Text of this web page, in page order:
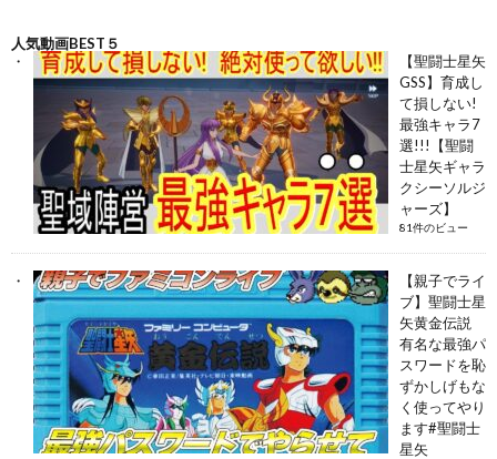
人気動画BEST５
【聖闘士星矢
GSS】育成し
て損しない!
最強キャラ7
選!!!【聖闘
士星矢ギャラ
クシーソルジ
ャーズ】
81件のビュー
【親子でライ
ブ】聖闘士星
矢黄金伝説
有名な最強パ
スワードを恥
ずかしげもな
く使ってやり
ます#聖闘士
星矢